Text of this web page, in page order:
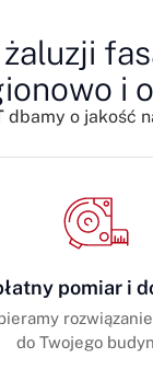
i
dbamy o jakość
pomiar i
do Twojego